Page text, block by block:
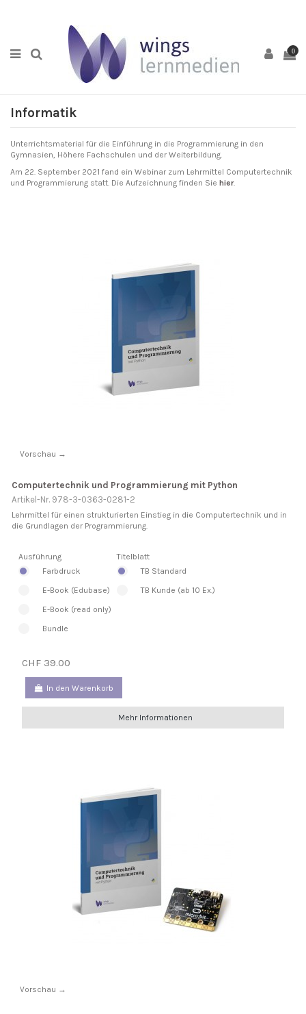
0
Informatik
Unterrichtsmaterial für die Einführung in die Programmierung in den
Gymnasien, Höhere Fachschulen und der Weiterbildung.
Am 22. September 2021 fand ein Webinar zum Lehrmittel Computertechnik
und Programmierung statt. Die Aufzeichnung finden Sie hier.
Vorschau →
Computertechnik und Programmierung mit Python
Artikel-Nr. 978-3-0363-0281-2
Lehrmittel für einen strukturierten Einstieg in die Computertechnik und in
die Grundlagen der Programmierung.
Ausführung
Farbdruck
E-Book (Edubase)
E-Book (read only)
Bundle
Titelblatt
TB Standard
TB Kunde (ab 10 Ex.)
CHF 39.00
In den Warenkorb
Mehr Informationen
Vorschau →